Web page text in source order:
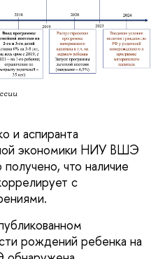
и аспиранта
экономики НИУ ВШЭ
получено, что наличие
с
рождений ребенка на